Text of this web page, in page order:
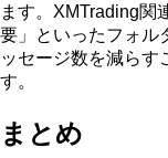
ます。XMTrading関
要」といったフォル
ッセージ数を減らす
す。
まとめ